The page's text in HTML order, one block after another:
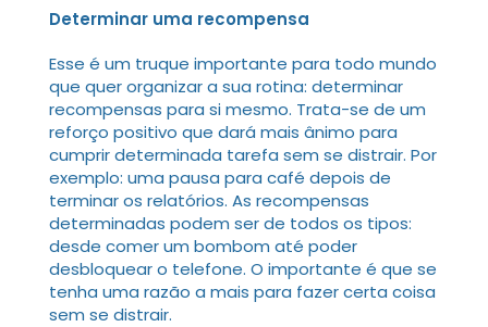
Determinar uma recompensa
Esse é um truque importante para todo mundo
que quer organizar a sua rotina: determinar
recompensas para si mesmo. Trata-se de um
reforço positivo que dará mais ânimo para
cumprir determinada tarefa sem se distrair. Por
exemplo: uma pausa para café depois de
terminar os relatórios. As recompensas
determinadas podem ser de todos os tipos:
desde comer um bombom até poder
desbloquear o telefone. O importante é que se
tenha uma razão a mais para fazer certa coisa
sem se distrair.